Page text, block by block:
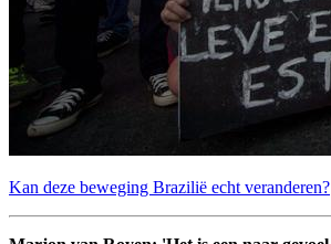
Kan deze beweging Brazilië echt veranderen?